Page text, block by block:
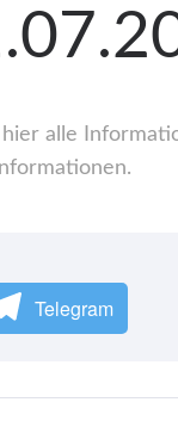
alle
Telegram